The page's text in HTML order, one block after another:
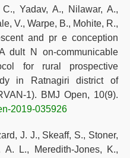
Yadav, A., Nilawar, A.,
V., Warpe, B., Mohite, R.,
and pr e conception
N on-communicable
for rural prospective
in Ratnagiri district of
1). BMJ Open, 10(9).
2019-035926
J. J., Skeaff, S., Stoner,
L., Meredith-Jones, K.,